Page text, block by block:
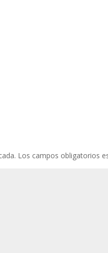
Los campos obligatorios